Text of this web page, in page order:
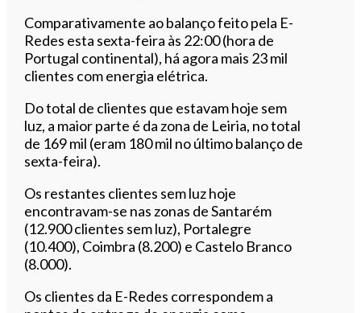
Comparativamente ao balanço feito pela E-
Redes esta sexta-feira às 22:00 (hora de
Portugal continental), há agora mais 23 mil
clientes com energia elétrica.
Do total de clientes que estavam hoje sem
luz, a maior parte é da zona de Leiria, no total
de 169 mil (eram 180 mil no último balanço de
sexta-feira).
Os restantes clientes sem luz hoje
encontravam-se nas zonas de Santarém
(12.900 clientes sem luz), Portalegre
(10.400), Coimbra (8.200) e Castelo Branco
(8.000).
Os clientes da E-Redes correspondem a